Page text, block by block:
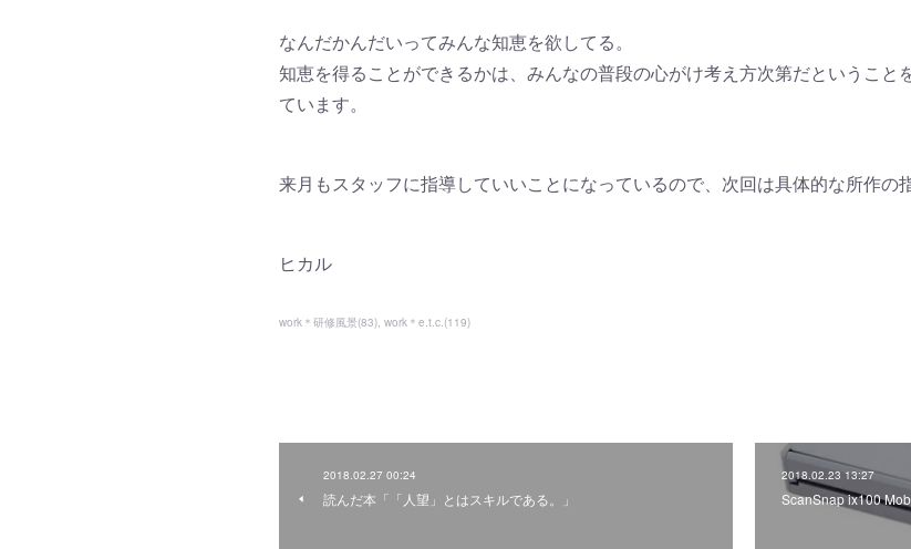
なんだかんだいってみんな知恵を欲してる。
知恵を得ることができるかは、みんなの普段の心がけ考え方次第だということ
ています。
来月もスタッフに指導していいことになっているので、次回は具体的な所作の
ヒカル
work＊研修風景(83) work＊e.t.c.(119)
2018.02.27 00:24
読んだ本「「人望」とはスキルである。」
2018.02.23 13:27
ScanSnap ix100